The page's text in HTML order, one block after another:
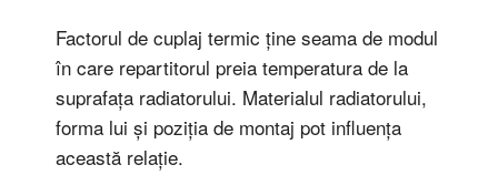
Factorul de cuplaj termic ține seama de modul
în care repartitorul preia temperatura de la
suprafața radiatorului. Materialul radiatorului,
forma lui și poziția de montaj pot influența
această relație.